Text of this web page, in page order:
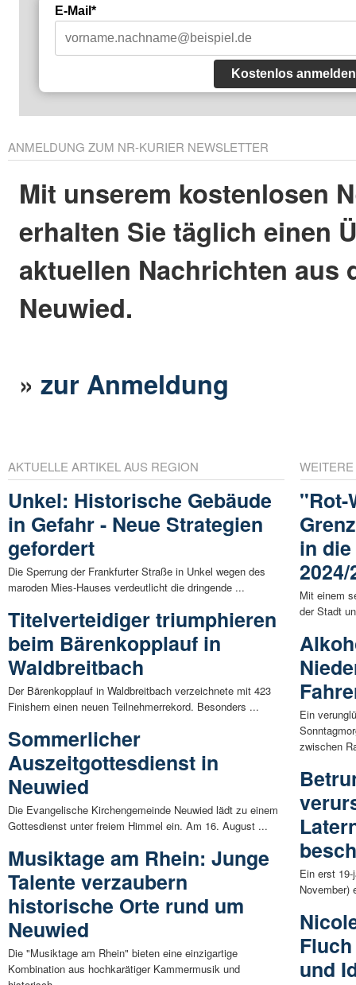
E-Mail*
Kostenlos anmelden
ANMELDUNG ZUM NR-KURIER NEWSLETTER
Mit unserem kostenlosen
erhalten Sie täglich einen
aktuellen Nachrichten aus
Neuwied.
»zur Anmeldung
AKTUELLE ARTIKEL AUS REGION
Unkel: Historische Gebäude
in Gefahr - Neue Strategien
gefordert
Die Sperrung der Frankfurter Straße in Unkel wegen des
maroden Mies-Hauses verdeutlicht die dringende ...
Titelverteidiger triumphieren
beim Bärenkopplauf in
Waldbreitbach
Der Bärenkopplauf in Waldbreitbach verzeichnete mit 423
Finishern einen neuen Teilnehmerrekord. Besonders ...
Sommerlicher
Auszeitgottesdienst in
Neuwied
Die Evangelische Kirchengemeinde Neuwied lädt zu einem
Gottesdienst unter freiem Himmel ein. Am 16. August ...
Musiktage am Rhein: Junge
Talente verzaubern
historische Orte rund um
Neuwied
Die "Musiktage am Rhein" bieten eine einzigartige
Kombination aus hochkarätiger Kammermusik und
"Rot-
in
2024/
Mit einem
der Stadt
Ein
zwischen
Ein erst
November)
und